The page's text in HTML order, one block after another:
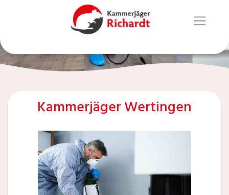
Kammerjäger Wertingen